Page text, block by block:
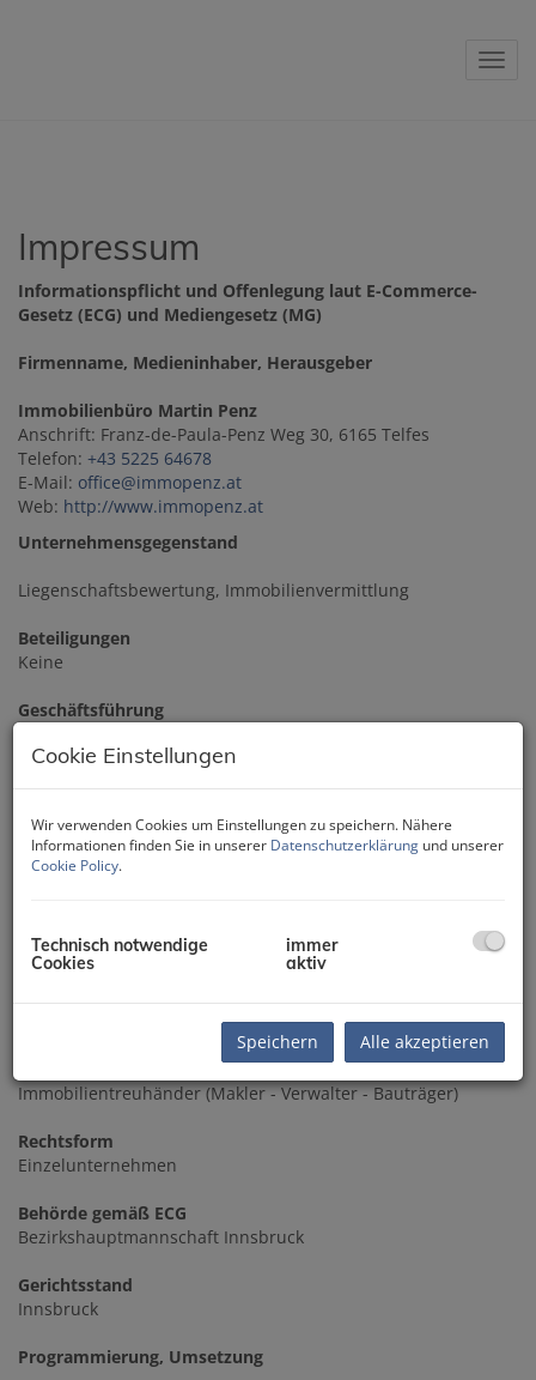
Impressum
Informationspflicht und Offenlegung laut E-Commerce-
Gesetz (ECG) und Mediengesetz (MG)
Firmenname, Medieninhaber, Herausgeber
Immobilienbüro Martin Penz
Anschrift: Franz-de-Paula-Penz Weg 30, 6165 Telfes
Telefon: +43 5225 64678
E-Mail: office@immopenz.at
Web: http://www.immopenz.at
Unternehmensgegenstand
Liegenschaftsbewertung, Immobilienvermittlung
Beteiligungen
Keine
Geschäftsführung
Unternehmensgegenstandes
Bankverbindung
UID-Nummer
ATU59829500
FG Immobilien- und Vermögenstreuhänder,
Immobilientreuhänder (Makler - Verwalter - Bauträger)
Rechtsform
Einzelunternehmen
Behörde gemäß ECG
Bezirkshauptmannschaft Innsbruck
Gerichtsstand
Innsbruck
Programmierung, Umsetzung
Cookie Einstellungen
Wir verwenden Cookies um Einstellungen zu speichern. Nähere
Informationen finden Sie in unserer Datenschutzerklärung und unserer
Cookie Policy.
Technisch notwendige
Cookies
immer
aktiv
Speichern Alle akzeptieren